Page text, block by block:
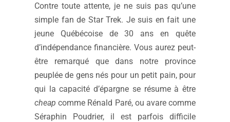
Contre toute attente, je ne suis pas qu’une
simple fan de Star Trek. Je suis en fait une
jeune Québécoise de 30 ans en quête
d’indépendance financière. Vous aurez peut-
être remarqué que dans notre province
peuplée de gens nés pour un petit pain, pour
qui la capacité d’épargne se résume à être
cheap comme Rénald Paré, ou avare comme
Séraphin Poudrier, il est parfois difficile